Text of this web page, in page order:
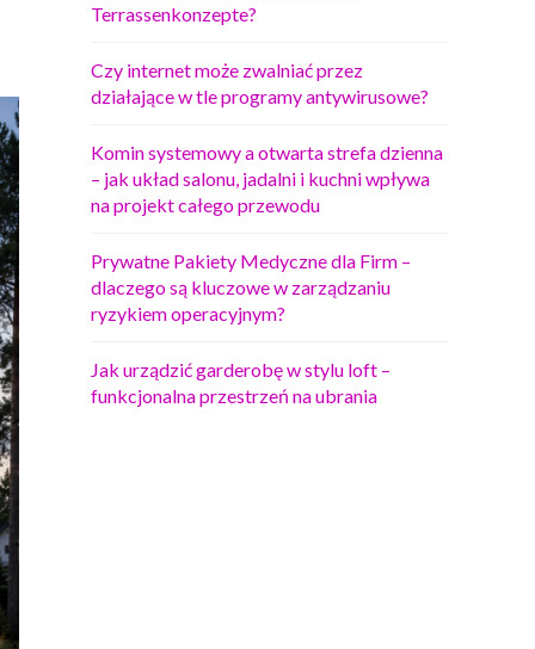
Terrassenkonzepte?
Czy internet może zwalniać przez
działające w tle programy antywirusowe?
Komin systemowy a otwarta strefa dzienna
– jak układ salonu, jadalni i kuchni wpływa
na projekt całego przewodu
Prywatne Pakiety Medyczne dla Firm –
dlaczego są kluczowe w zarządzaniu
ryzykiem operacyjnym?
Jak urządzić garderobę w stylu loft –
funkcjonalna przestrzeń na ubrania